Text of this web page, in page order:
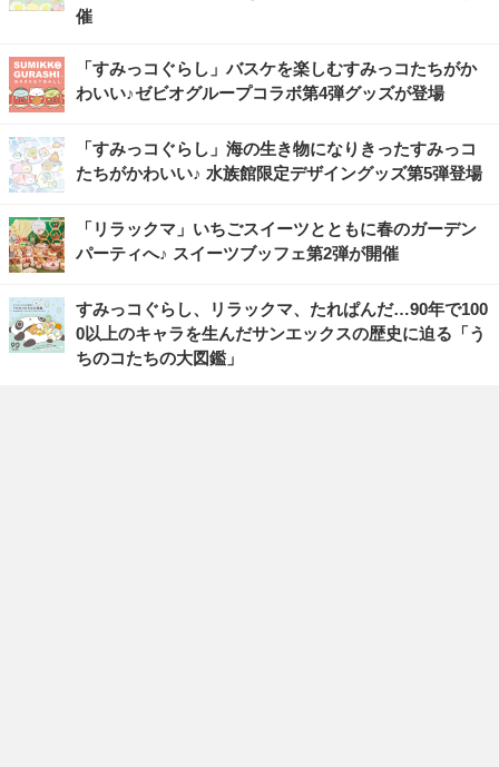
催
「すみっコぐらし」バスケを楽しむすみっコたちがか
わいい♪ゼビオグループコラボ第4弾グッズが登場
「すみっコぐらし」海の生き物になりきったすみっコ
たちがかわいい♪ 水族館限定デザイングッズ第5弾登場
「リラックマ」いちごスイーツとともに春のガーデン
パーティへ♪ スイーツブッフェ第2弾が開催
すみっコぐらし、リラックマ、たれぱんだ…90年で100
0以上のキャラを生んだサンエックスの歴史に迫る「う
ちのコたちの大図鑑」